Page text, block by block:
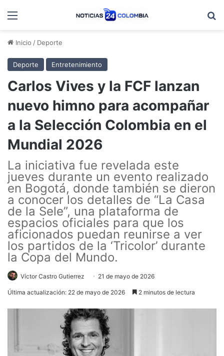
Menú
Inicio / Deporte
Deporte Entretenimiento
Carlos Vives y la FCF lanzan
nuevo himno para acompañar
a la Selección Colombia en el
Mundial 2026
La iniciativa fue revelada este
jueves durante un evento realizado
en Bogotá, donde también se dieron
a conocer los detalles de “La Casa
de la Sele”, una plataforma de
espacios oficiales para que los
aficionados puedan reunirse a ver
los partidos de la ‘Tricolor’ durante
la Copa del Mundo.
Víctor Castro Gutierrez 21 de mayo de 2026
Última actualización: 22 de mayo de 2026 2 minutos de lectura